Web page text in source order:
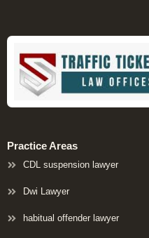
Practice Areas
CDL suspension lawyer
Dwi Lawyer
habitual offender lawyer